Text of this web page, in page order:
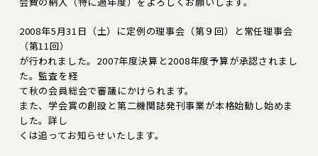
2008年5月31日（土）に定例の理事会（第９回）と常任理事会
（第11回）
が行われました。2007年度決算と2008年度予算が承認されまし
た。監査を経
て秋の会員総会で審議にかけられます。
また、学会賞の創設と第二機関誌発刊事業が本格始動し始めま
した。詳し
くは追ってお知らせいたします。